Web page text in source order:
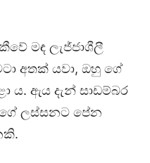
මඳ ලැජ්ජාශීලී
අතක් යවා, ඔහු ගේ
ය. ඇය දැන් සාඩම්බර
ලස්සනට පේන